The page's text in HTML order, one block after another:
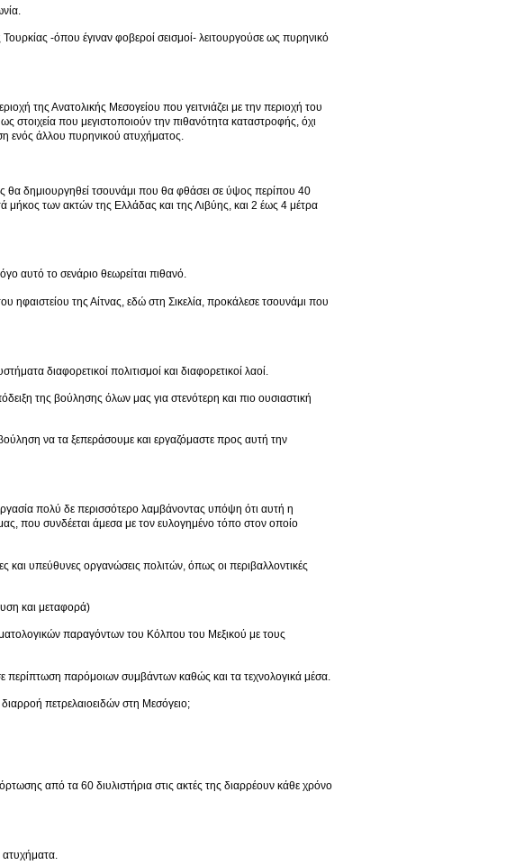
-όπου έγιναν φοβεροί σεισμοί- λειτουργούσε ως πυρηνικό
της Ανατολικής Μεσογείου που γειτνιάζει με την περιοχή του
που μεγιστοποιούν την πιθανότητα καταστροφής, όχι
ενός άλλου πυρηνικού ατυχήματος.
θα δημιουργηθεί τσουνάμι που θα φθάσει σε ύψος περίπου 40
των ακτών της Ελλάδας και της Λιβύης, και 2 έως 4 μέτρα
αυτό το σενάριο θεωρείται πιθανό.
ηφαιστείου της Αίτνας, εδώ στη Σικελία, προκάλεσε τσουνάμι που
διαφορετικοί πολιτισμοί και διαφορετικοί λαοί.
της βούλησης όλων μας για στενότερη και πιο ουσιαστική
να τα ξεπεράσουμε και εργαζόμαστε προς αυτή την
πολύ δε περισσότερο λαμβάνοντας υπόψη ότι αυτή η
που συνδέεται άμεσα με τον ευλογημένο τόπο στον οποίο
και υπεύθυνες οργανώσεις πολιτών, όπως οι περιβαλλοντικές
και μεταφορά)
παραγόντων του Κόλπου του Μεξικού με τους
περίπτωση παρόμοιων συμβάντων καθώς και τα τεχνολογικά μέσα.
πετρελαιοειδών στη Μεσόγειο;
από τα 60 διυλιστήρια στις ακτές της διαρρέουν κάθε χρόνο